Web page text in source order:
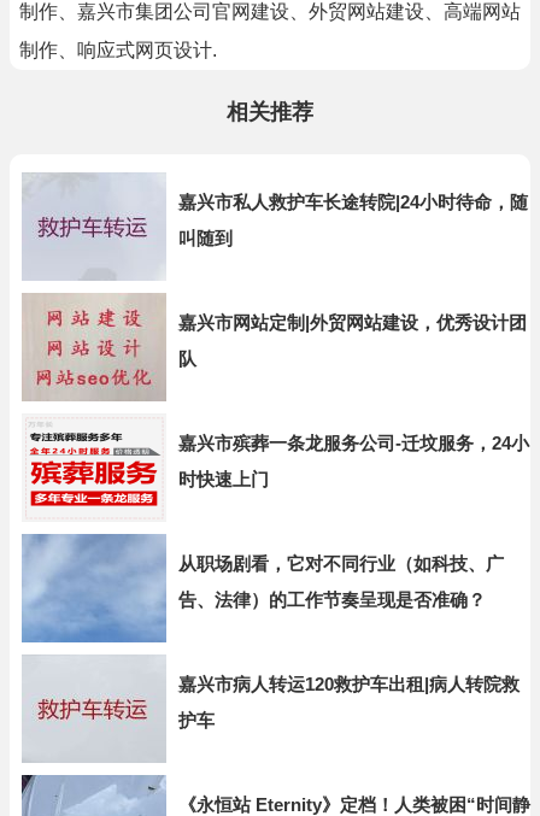
制作、嘉兴市集团公司官网建设、外贸网站建设、高端网站
制作、响应式网页设计.
相关推荐
嘉兴市私人救护车长途转院|24小时待命，随
叫随到
嘉兴市网站定制|外贸网站建设，优秀设计团
队
嘉兴市殡葬一条龙服务公司-迁坟服务，24小
时快速上门
从职场剧看，它对不同行业（如科技、广
告、法律）的工作节奏呈现是否准确？
嘉兴市病人转运120救护车出租|病人转院救
护车
《永恒站 Eternity》定档！人类被困“时间静